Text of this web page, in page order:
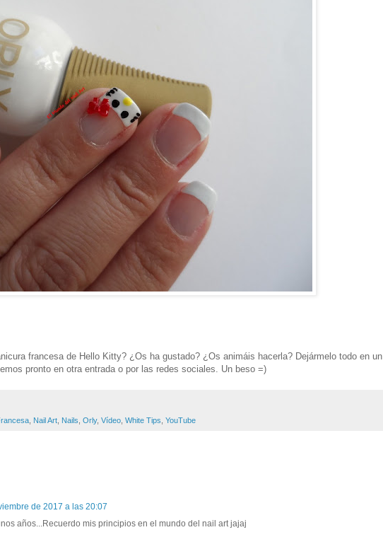
francesa de Hello Kitty? ¿Os ha gustado? ¿Os animáis hacerla? Dejármelo todo en un
pronto en otra entrada o por las redes sociales. Un beso =)
Nail Art Nails Orly, Vídeo White Tips YouTube
de 2017 a las 20:07
años...Recuerdo mis principios en el mundo del nail art jajaj